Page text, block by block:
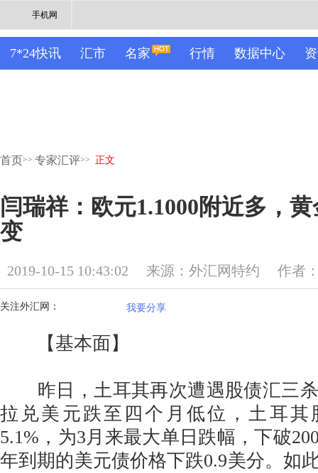
手机网
7*24快讯 汇市 名家 行情 数据中心
首页>> 专家汇评>> 正文
闫瑞祥：欧元1.1000附近多，
变
2019-10-15 10:43:02 来源：外汇网特约 作者
关注外汇网： 我要分享
【基本面】
昨日，土耳其再次遭遇股债汇三杀
拉兑美元跌至四个月低位，土耳其
5.1%，为3月来最大单日跌幅，下破
年到期的美元债价格下跌0.9美分。如